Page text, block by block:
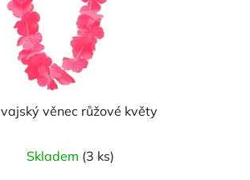
věnec růžové květy
hodnocení
Skladem (3 ks)